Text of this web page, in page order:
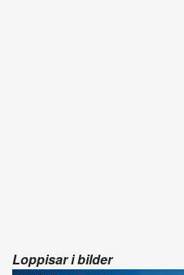
Loppisar i bilder